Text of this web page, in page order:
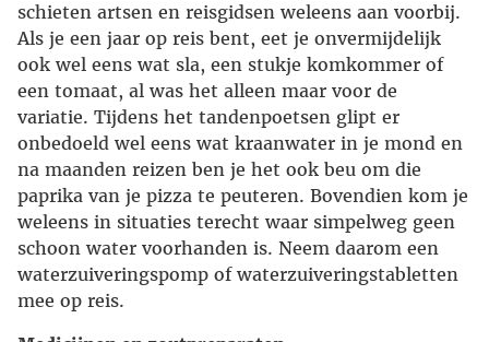
schieten artsen en reisgidsen weleens aan voorbij.
Als je een jaar op reis bent, eet je onvermijdelijk
ook wel eens wat sla, een stukje komkommer of
een tomaat, al was het alleen maar voor de
variatie. Tijdens het tandenpoetsen glipt er
onbedoeld wel eens wat kraanwater in je mond en
na maanden reizen ben je het ook beu om die
paprika van je pizza te peuteren. Bovendien kom je
weleens in situaties terecht waar simpelweg geen
schoon water voorhanden is. Neem daarom een
waterzuiveringspomp of waterzuiveringstabletten
mee op reis.